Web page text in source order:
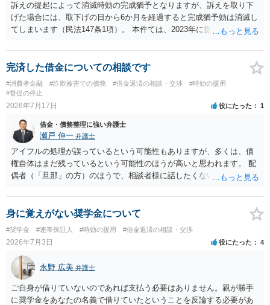
訴えの提起によって消滅時効の完成猶予となりますが、訴えを取り下
げた場合には、取下げの日から6か月を経過すると完成猶予効は消滅し
てしまいます（民法147条1項）。 本件ては、2023年に提訴された債権
権者については取下げ日から6か月以内に再提訴しなければやはり時効
は更新しないことになります。ただし、消滅時効の起算点は、不払い
日ではなく期限の利益喪失日（通常は所定の分割の支払期日から1～2
か月程度経過しても支払いがなければ一括返済可能という契約になっ
ている）ですので、時効期間の経過が2027年1月であるとは限りません
完済した借金についての相談です
#消費者金融 #詐欺被害での債務 #借金返済の相談・交渉
#時効の援用
#督促の停止
2026年7月17日 役にたった 1
借金・債務整理に強い弁護士
瀬戸 伸一 弁護士
アイフルの処理が誤っているという可能性もありますが、多くは、債
権自体はまだ残っているという可能性のほうが高いと思われます。 配
偶者（「旦那」の方）のほうで、相談者様に話したくない事情等もあ
援用という方法も取れる可能性があるため、御主人に法律事務所に相
談にいくように説得されてはどうでしょうか。相談者様が一緒だと話
せない事情もあるかもしれないのでおひとりで行ってもらうほうがい
いかもしれません。 配偶者の債務がある状態で配偶者が亡くなると債
務を相談者様が相続するという状態になる（相続放棄などの亡くなっ
てからの方法もありますが）ため、相談者様にも関係することだとし
て相談にいくようにお話してみてはどうでしょうか。
身に覚えがない奨学金について
#奨学金 #連帯保証人 #時効の援用 #借金返済の相談・交渉
2026年7月3日 役にたった 4
永野 広美 弁護士
ご自身が借りていないのであれば支払う必要はありません。親が勝手
に奨学金をあなたの名義で借りていたということを反論する必要があ